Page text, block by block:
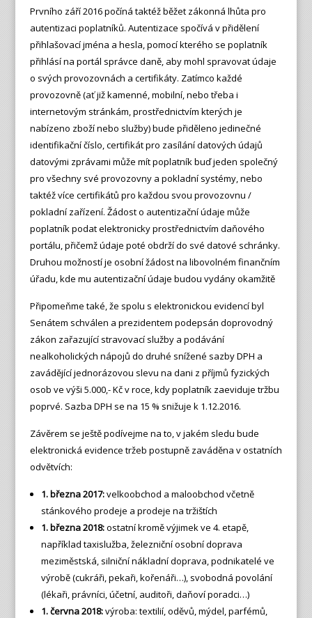
Prvního září 2016 počíná taktéž běžet zákonná lhůta pro
autentizaci poplatníků. Autentizace spočívá v přidělení
přihlašovací jména a hesla, pomocí kterého se poplatník
přihlásí na portál správce daně, aby mohl spravovat údaje
o svých provozovnách a certifikáty. Zatímco každé
provozovně (ať již kamenné, mobilní, nebo třeba i
internetovým stránkám, prostřednictvím kterých je
nabízeno zboží nebo služby) bude přiděleno jedinečné
identifikační číslo, certifikát pro zasílání datových údajů
datovými zprávami může mít poplatník buď jeden společný
pro všechny své provozovny a pokladní systémy, nebo
taktéž více certifikátů pro každou svou provozovnu /
pokladní zařízení. Žádost o autentizační údaje může
poplatník podat elektronicky prostřednictvím daňového
portálu, přičemž údaje poté obdrží do své datové schránky.
Druhou možností je osobní žádost na libovolném finančním
úřadu, kde mu autentizační údaje budou vydány okamžitě
Připomeňme také, že spolu s elektronickou evidencí byl
Senátem schválen a prezidentem podepsán doprovodný
zákon zařazující stravovací služby a podávání
nealkoholických nápojů do druhé snížené sazby DPH a
zavádějící jednorázovou slevu na dani z příjmů fyzických
osob ve výši 5.000,- Kč v roce, kdy poplatník zaeviduje tržbu
poprvé. Sazba DPH se na 15 % snižuje k 1.12.2016.
Závěrem se ještě podívejme na to, v jakém sledu bude
elektronická evidence tržeb postupně zaváděna v ostatních
odvětvích:
1. března 2017:velkoobchod a maloobchod včetně
stánkového prodeje a prodeje na tržištích
1. března 2018:ostatní kromě výjimek ve 4. etapě,
například taxislužba, železniční osobní doprava
meziměstská, silniční nákladní doprava, podnikatelé ve
výrobě (cukráři, pekaři, kořenáři…), svobodná povolání
(lékaři, právníci, účetní, auditoři, daňoví poradci…)
1. června 2018:výroba: textilií, oděvů, mýdel, parfémů,